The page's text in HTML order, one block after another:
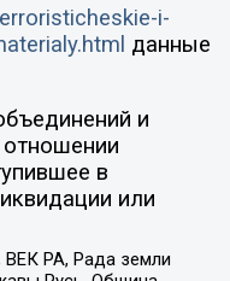
i-
данные
и
отношении
в
или
ВЕК РА, Рада земли